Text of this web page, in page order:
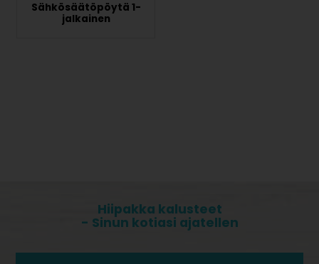
Sähkösäätöpöytä 1-
jalkainen
Hiipakka kalusteet
- Sinun kotiasi ajatellen